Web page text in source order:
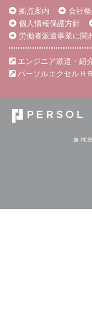
拠点案内
会社
個人情報保護方針
労働者派遣事業に関
エンジニア派遣・紹
パーソルエクセルＨ
©